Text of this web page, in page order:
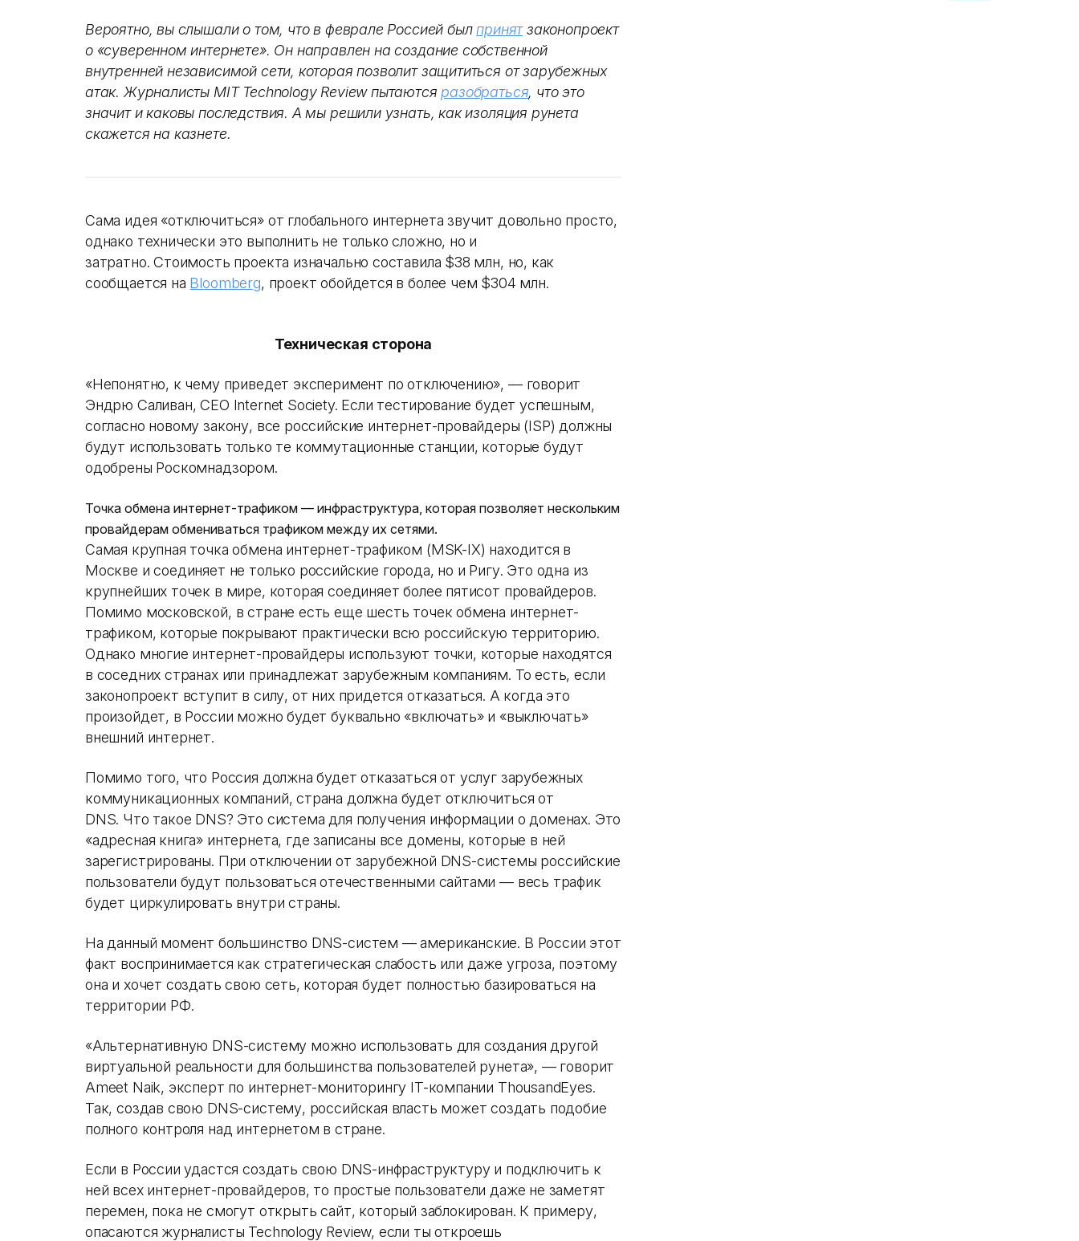
Вероятно, вы слышали о том, что в феврале Россией былпринятзаконопроект
о «суверенном интернете». Он направлен на создание собственной
внутренней независимой сети, которая позволит защититься от зарубежных
атак. Журналисты MIT Technology Review пытаются разобраться, что это
значит и каковы последствия. А мы решили узнать, как изоляция рунета
скажется на казнете.
Сама идея «отключиться» от глобального интернета звучит довольно просто,
однако технически это выполнить не только сложно, но и
затратно. Стоимость проекта изначально составила $38 млн, но, как
сообщается на Bloomberg, проект обойдется в более чем $304 млн.
Техническая сторона
«Непонятно, к чему приведет эксперимент по отключению», — говорит
Эндрю Саливан, СЕО Internet Society. Если тестирование будет успешным,
согласно новому закону, все российские интернет-провайдеры (ISP) должны
будут использовать только те коммутационные станции, которые будут
одобрены Роскомнадзором.
Точка обмена интернет-трафиком — инфраструктура, которая позволяет нескольким
провайдерам обмениваться трафиком между их сетями.
Самая крупная точка обмена интернет-трафиком (MSK-IX) находится в
Москве и соединяет не только российские города, но и Ригу. Это одна из
крупнейших точек в мире, которая соединяет более пятисот провайдеров.
Помимо московской, в стране есть еще шесть точек обмена интернет-
трафиком, которые покрывают практически всю российскую территорию.
Однако многие интернет-провайдеры используют точки, которые находятся
в соседних странах или принадлежат зарубежным компаниям. То есть, если
законопроект вступит в силу, от них придется отказаться. А когда это
произойдет, в России можно будет буквально «включать» и «выключать»
внешний интернет.
Помимо того, что Россия должна будет отказаться от услуг зарубежных
коммуникационных компаний, страна должна будет отключиться от
DNS. Что такое DNS? Это система для получения информации о доменах. Это
«адресная книга» интернета, где записаны все домены, которые в ней
зарегистрированы. При отключении от зарубежной DNS-системы российские
пользователи будут пользоваться отечественными сайтами — весь трафик
будет циркулировать внутри страны.
На данный момент большинство DNS-систем — американские. В России этот
факт воспринимается как стратегическая слабость или даже угроза, поэтому
она и хочет создать свою сеть, которая будет полностью базироваться на
территории РФ.
«Альтернативную DNS-систему можно использовать для создания другой
виртуальной реальности для большинства пользователей рунета», — говорит
Ameet Naik, эксперт по интернет-мониторингу IT-компании ThousandEyes.
Так, создав свою DNS-систему, российская власть может создать подобие
полного контроля над интернетом в стране.
Если в России удастся создать свою DNS-инфраструктуру и подключить к
ней всех интернет-провайдеров, то простые пользователи даже не заметят
перемен, пока не смогут открыть сайт, который заблокирован. К примеру,
опасаются журналисты Technology Review, если ты откроешь